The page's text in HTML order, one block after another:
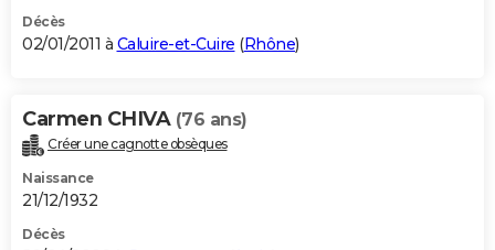
Décès
02/01/2011 à Caluire-et-Cuire (Rhône)
Carmen CHIVA (76 ans)
Créer une cagnotte obsèques
Naissance
21/12/1932
Décès